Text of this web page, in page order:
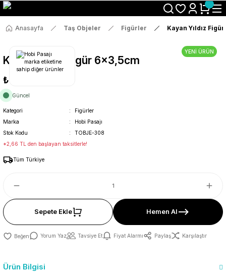
Size Özel "HG10" Koduyla Sepette Hemen %10 İndirimi Kaçırma
Anasayfa Taş Objeler Figürler Kayan Yıldız
YENİ ÜRÜN
Kayan Yıldız Figür 6x3,5cm
₺14
Güncel
Kategori
Figürler
Marka
Hobi Pasajı
Stok Kodu
TOBJE-308
*2,66 TL den başlayan taksitlerle!
Tüm Türkiye
Sepete Ekle Hemen Al
Yorum Yaz Tavsiye Et Fiyat Alarmı Paylaş Karşılaştır
Ürün Bilgisi